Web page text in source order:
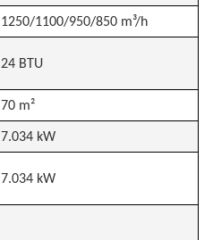
1250/1100/950/850 m³/h
24 BTU
70 m²
7.034 kW
7.034 kW